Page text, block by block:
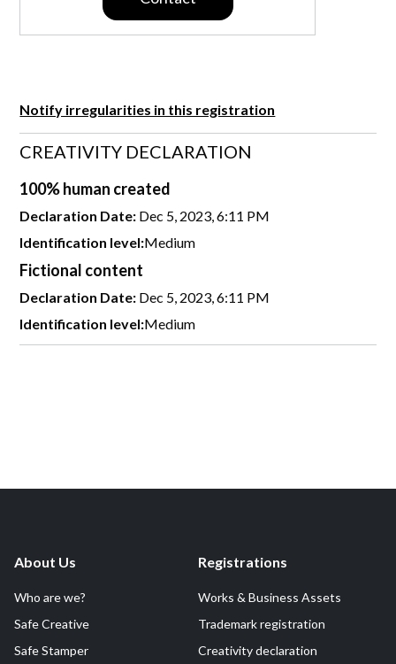
Notify irregularities in this registration
CREATIVITY DECLARATION
100% human created
Declaration Date: Dec 5, 2023, 6:11 PM
Identification level:Medium
Fictional content
Declaration Date: Dec 5, 2023, 6:11 PM
Identification level:Medium
About Us
Who are we?
Safe Creative
Safe Stamper
Registrations
Works & Business Assets
Trademark registration
Creativity declaration